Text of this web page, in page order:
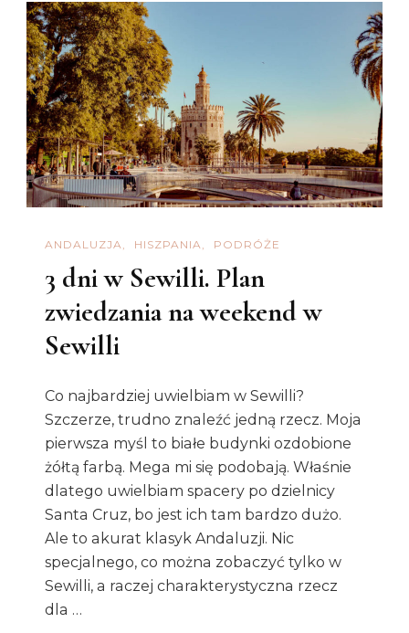
Kiedy
Jechać
Do
ANDALUZJA HISZPANIA PODRÓŻE
3 dni w Sewilli. Plan
zwiedzania na weekend w
Sewilli
Co najbardziej uwielbiam w Sewilli?
Szczerze, trudno znaleźć jedną rzecz. Moja
pierwsza myśl to białe budynki ozdobione
żółtą farbą. Mega mi się podobają. Właśnie
dlatego uwielbiam spacery po dzielnicy
Santa Cruz, bo jest ich tam bardzo dużo.
Ale to akurat klasyk Andaluzji. Nic
specjalnego, co można zobaczyć tylko w
Sewilli, a raczej charakterystyczna rzecz
dla …